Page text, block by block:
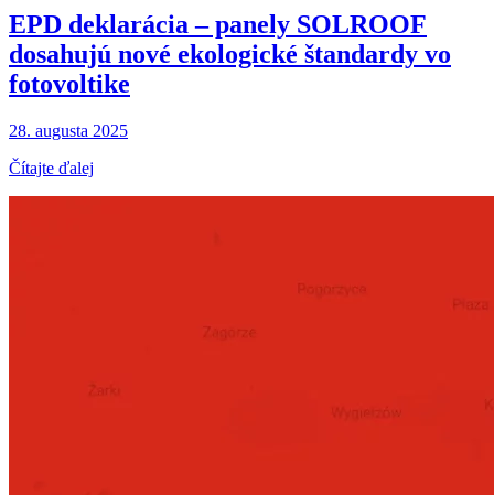
EPD deklarácia – panely SOLROOF
dosahujú nové ekologické štandardy vo
fotovoltike
28. augusta 2025
Čítajte ďalej